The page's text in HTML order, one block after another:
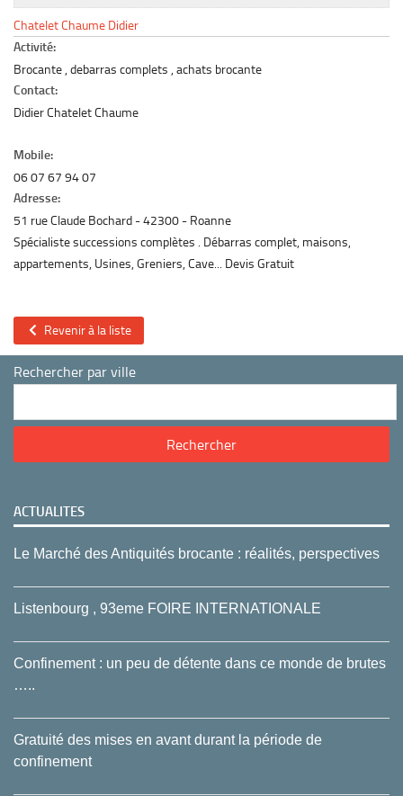
Le marché du mobilier d’occasion
Insertion Annuaire
Contact
Chatelet Chaume Didier
Activité:
Brocante , debarras complets , achats brocante
Contact:
Didier Chatelet Chaume
Mobile:
06 07 67 94 07
Adresse:
51 rue Claude Bochard 42300
Roanne
Spécialiste successions complètes . Débarras complet, maisons,
appartements, Usines, Greniers, Cave... Devis Gratuit
Revenir à la liste
Rechercher par ville
ACTUALITES
Le Marché des Antiquités brocante : réalités, perspectives
Listenbourg , 93eme FOIRE INTERNATIONALE
Confinement : un peu de détente dans ce monde de brutes
…..
Gratuité des mises en avant durant la période de
confinement